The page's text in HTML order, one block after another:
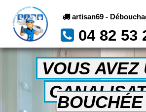
artisan69 -
04 82 53
VOUS AVEZ